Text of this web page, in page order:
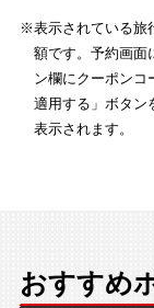
※表示されている旅
額です。予約画面
ン欄にクーポンコ
適用する」ボタン
表示されます。
おすすめ